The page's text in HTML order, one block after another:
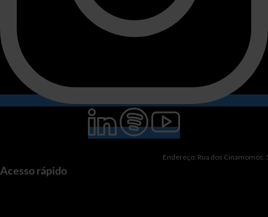
Endereço: Rua dos Cinamomos,
Acesso rápido